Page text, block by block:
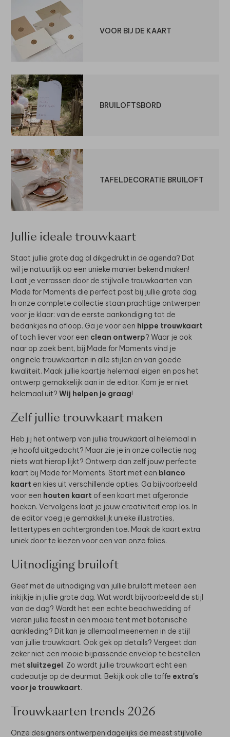
VOOR BIJ DE KAART
BRUILOFTSBORD
TAFELDECORATIE BRUILOFT
Jullie ideale trouwkaart
Staat jullie grote dag al dikgedrukt in de agenda? Dat
wil je natuurlijk op een unieke manier bekend maken!
Laat je verrassen door de stijlvolle trouwkaarten van
Made for Moments die perfect past bij jullie grote dag.
In onze complete collectie staan prachtige ontwerpen
voor je klaar: van de eerste aankondiging tot de
bedankjes na afloop. Ga je voor een hippe trouwkaart
of toch liever voor een clean ontwerp? Waar je ook
naar op zoek bent, bij Made for Moments vind je
originele trouwkaarten in alle stijlen en van goede
kwaliteit. Maak jullie kaartje helemaal eigen en pas het
ontwerp gemakkelijk aan in de editor. Kom je er niet
helemaal uit? Wij helpen je graag!
Zelf jullie trouwkaart maken
Heb jij het ontwerp van jullie trouwkaart al helemaal in
je hoofd uitgedacht? Maar zie je in onze collectie nog
niets wat hierop lijkt? Ontwerp dan zelf jouw perfecte
kaart bij Made for Moments. Start met een blanco
kaart en kies uit verschillende opties. Ga bijvoorbeeld
voor een houten kaart of een kaart met afgeronde
hoeken. Vervolgens laat je jouw creativiteit erop los. In
de editor voeg je gemakkelijk unieke illustraties,
lettertypes en achtergronden toe. Maak de kaart extra
uniek door te kiezen voor een van onze folies.
Uitnodiging bruiloft
Geef met de uitnodiging van jullie bruiloft meteen een
inkijkje in jullie grote dag. Wat wordt bijvoorbeeld de stijl
van de dag? Wordt het een echte beachwedding of
vieren jullie feest in een mooie tent met botanische
aankleding? Dit kan je allemaal meenemen in de stijl
van jullie trouwkaart. Ook gek op details? Vergeet dan
zeker niet een mooie bijpassende envelop te bestellen
met sluitzegel. Zo wordt jullie trouwkaart echt een
cadeautje op de deurmat. Bekijk ook alle toffe extra's
voor je trouwkaart.
Trouwkaarten trends 2026
Onze designers ontwerpen dagelijks de meest stijlvolle